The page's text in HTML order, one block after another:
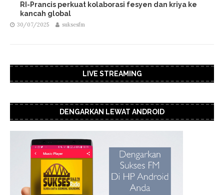
RI-Prancis perkuat kolaborasi fesyen dan kriya ke
kancah global
30/07/2025 suksesfm
LIVE STREAMING
DENGARKAN LEWAT ANDROID